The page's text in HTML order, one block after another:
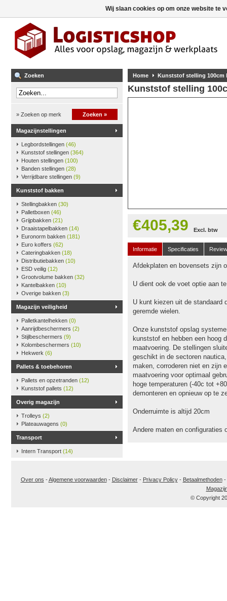
Zoeken
» Zoeken op merk Zoeken »
Magazijnstellingen
Legbordstellingen (46)
Kunststof stellingen (364)
Houten stellingen (100)
Banden stellingen (28)
Verrijdbare stellingen (9)
Kunststof bakken
Stellingbakken (30)
Palletboxen (46)
Grijpbakken (21)
Draaistapelbakken (14)
Euronorm bakken (181)
Euro koffers (62)
Cateringbakken (18)
Distributiebakken (10)
ESD veilig (12)
Grootvolume bakken (32)
Kantelbakken (10)
Overige bakken (3)
Magazijn veiligheid
Palletkantelhekken (0)
Aanrijdbeschermers (2)
Stijlbeschermers (9)
Kolombeschermers (10)
Hekwerk (6)
Pallets & toebehoren
Pallets en opzetranden (12)
Kunststof pallets (12)
Overig magazijn
Trolleys (2)
Plateauwagens (0)
Transport
Intern Transport (14)
Home Kunststof stelling 100cm
Kunststof stelling
€405,39 Excl. btw
Informatie Specificaties
Afdekplaten en bovensets zijn
U dient ook de voet optie aan
U kunt kiezen uit de standaard
geremde wielen.
Onze kunststof opslag
kunststof en hebben een hoog
maatvoering. De stellingen
geschikt in de sectoren
maken, corroderen niet en zijn
maatvoering voor optimaal
hoge temperaturen (-40c tot
demonteren en opnieuw op te
Onderruimte is altijd 20cm
Andere maten en configuraties
Over ons -Algemene voorwaarden- Disclaimer- Privacy Policy- Betaalmethoden-
© Copyright
Wij slaan cookies op om onze website te